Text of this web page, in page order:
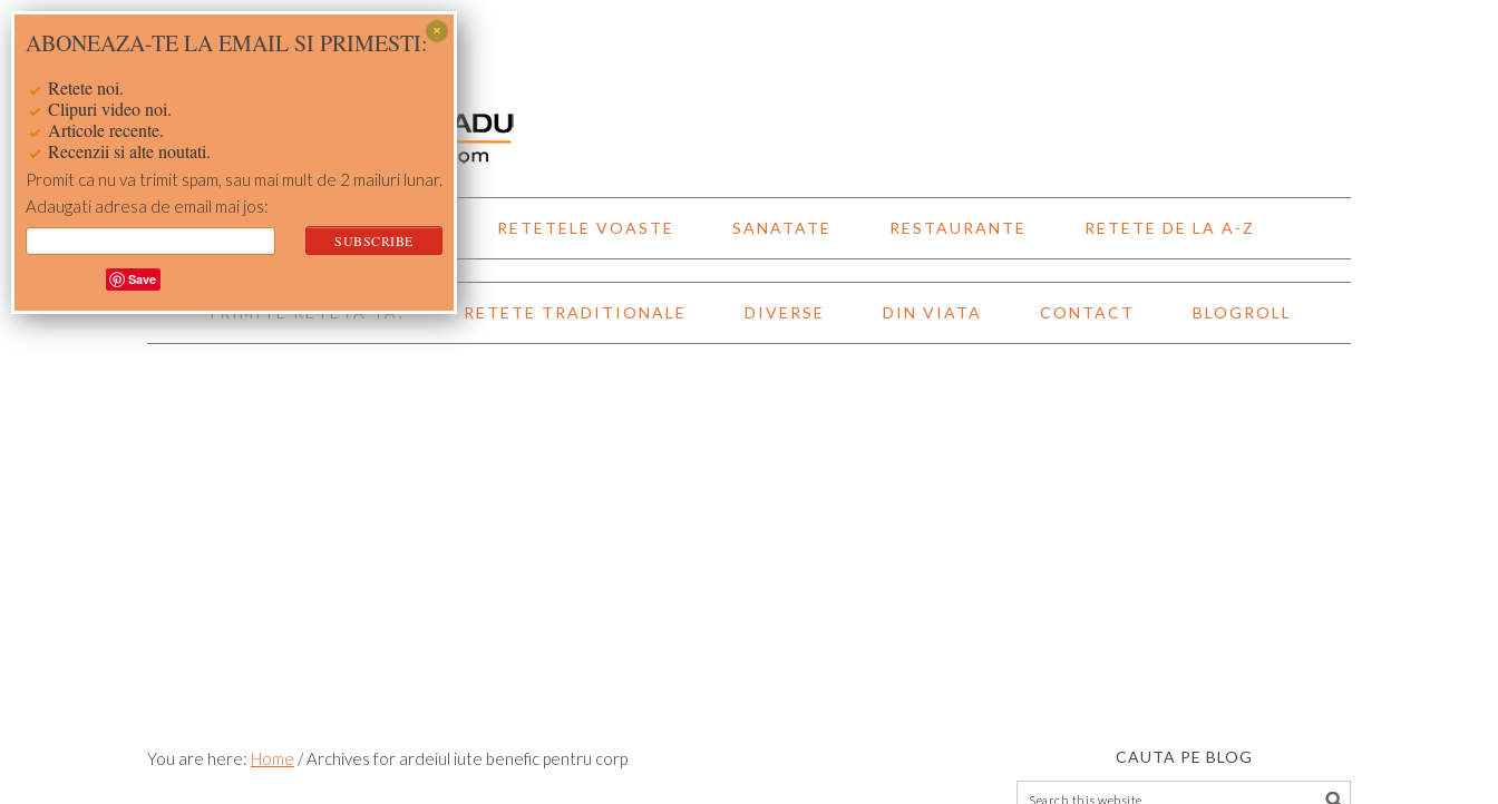
Skip
to
Skip
to
Skip
to
Skip
to
ACASA RETETE RETETELE VOASTE SANATATE RESTAURANTE RETETE DE LA A-Z
TRIMITE RETETA TA! RETETE TRADITIONALE DIVERSE DIN VIATA CONTACT BLOGROLL
You are here: Home /Archives for ardeiul iute benefic pentru corp CAUTA PE BLOG
ABONEAZA-TE LA EMAIL SI PRIMESTI:
Retete noi.
Clipuri video noi.
Articole recente.
Recenzii si alte noutati.
Promit ca nu va trimit spam, sau mai mult de 2 mailuri lunar.
Adaugati adresa de email mai jos:
Save